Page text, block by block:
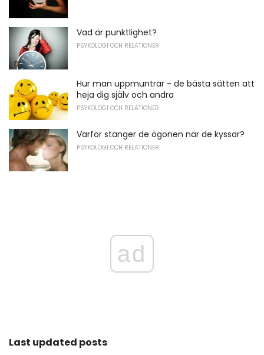
Vad är punktlighet?
PSYKOLOGI OCH RELATIONER
Hur man uppmuntrar - de bästa sätten att
heja dig själv och andra
PSYKOLOGI OCH RELATIONER
Varför stänger de ögonen när de kyssar?
PSYKOLOGI OCH RELATIONER
ad
Last updated posts